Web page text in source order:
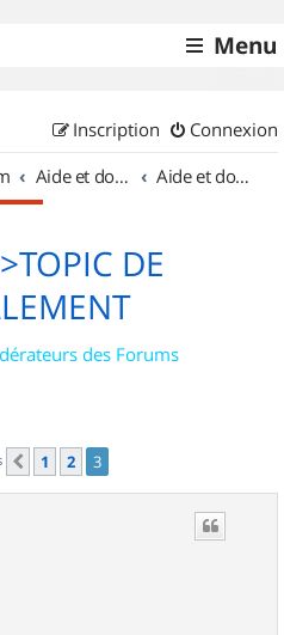
Menu
Connexion
Inscription
Aide et documentation Aide et documentation
DE
des Forums
Précédent
1 2 3